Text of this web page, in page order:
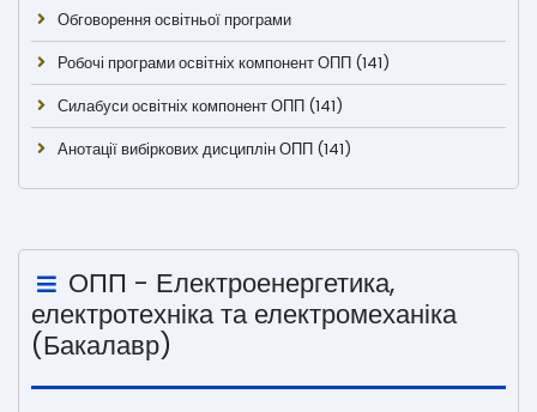
Обговорення освітньої програми
Робочі програми освітніх компонент ОПП (141)
Силабуси освітніх компонент ОПП (141)
Анотації вибіркових дисциплін ОПП (141)
ОПП - Електроенергетика,
електротехніка та електромеханіка
(Бакалавр)